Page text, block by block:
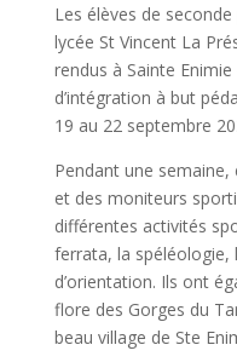
Les élèves de
lycée St Vincent La
rendus à Sainte
d’intégration à but
19 au 22 septembre
Pendant une
et des moniteurs
différentes activités
ferrata, la spéléologie,
d’orientation. Ils ont
flore des Gorges du
beau village de Ste